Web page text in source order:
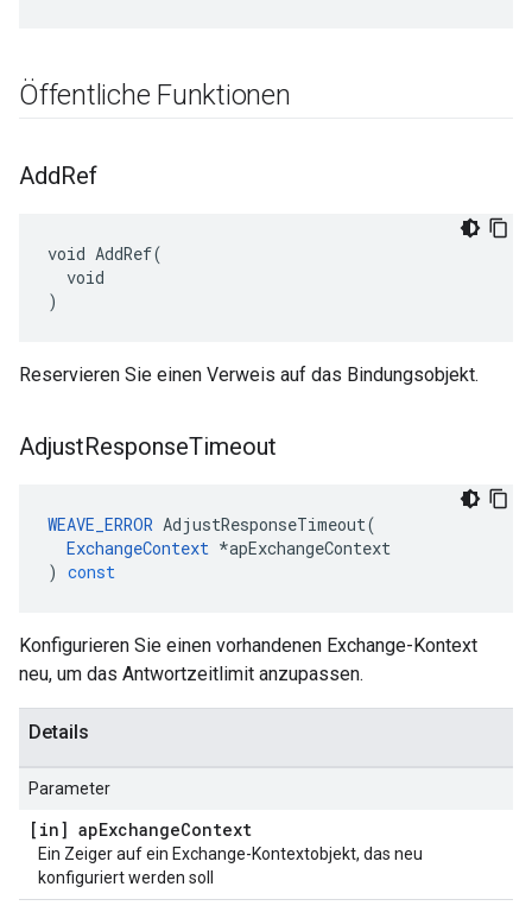
Öffentliche Funktionen
AddRef
void AddRef(
  void
)
Reservieren Sie einen Verweis auf das Bindungsobjekt.
AdjustResponseTimeout
WEAVE_ERROR AdjustResponseTimeout(
ExchangeContext *apExchangeContext
) const
Konfigurieren Sie einen vorhandenen Exchange-Kontext
neu, um das Antwortzeitlimit anzupassen.
Details
Parameter
[in] apExchangeContext
Ein Zeiger auf ein Exchange-Kontextobjekt, das neu
konfiguriert werden soll